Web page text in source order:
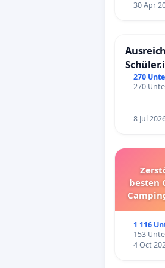
werden.
Die
gar
Zu
30 Apr
270
270
8 Jul
besten
1 116
153
4 Oct